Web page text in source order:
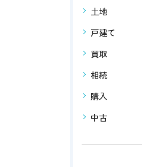
土地
戸建て
買取
相続
購入
中古